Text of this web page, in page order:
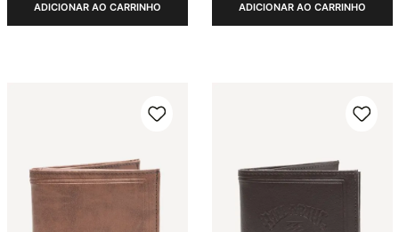
ADICIONAR AO CARRINHO ADICIONAR AO CARRINHO